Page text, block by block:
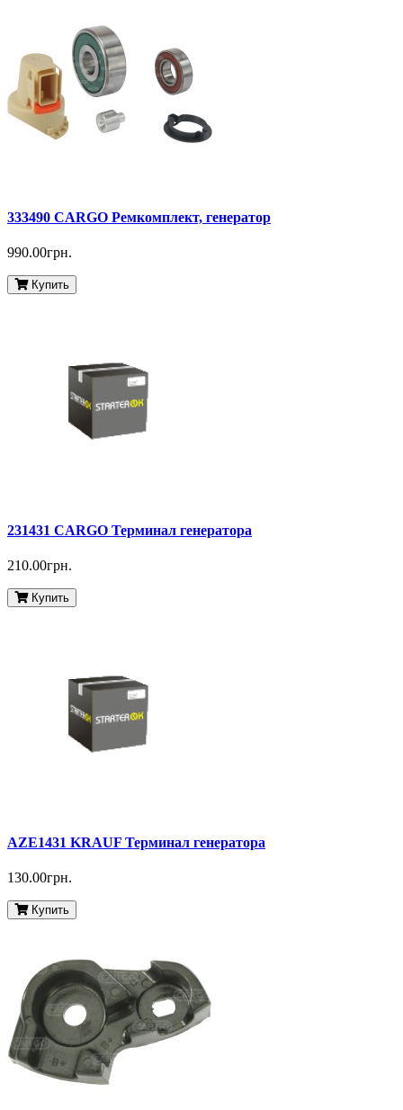
333490 CARGO Ремкомплект, генератор
990.00грн.
Купить
231431 CARGO Терминал генератора
210.00грн.
Купить
AZE1431 KRAUF Терминал генератора
130.00грн.
Купить